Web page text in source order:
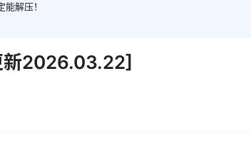
能解压！
新2026.03.22]